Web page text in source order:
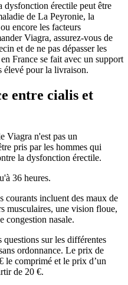
dysfonction érectile peut être
de La Peyronie, la
encore les facteurs
Viagra, assurez-vous de
et de ne pas dépasser les
France se fait avec un support
élevé pour la livraison.
entre cialis et
Viagra n'est pas un
pris par les hommes qui
la dysfonction érectile.
36 heures.
courants incluent des maux de
musculaires, une vision floue,
congestion nasale.
questions sur les différentes
ordonnance. Le prix de
le comprimé et le prix d’un
de 20 €.